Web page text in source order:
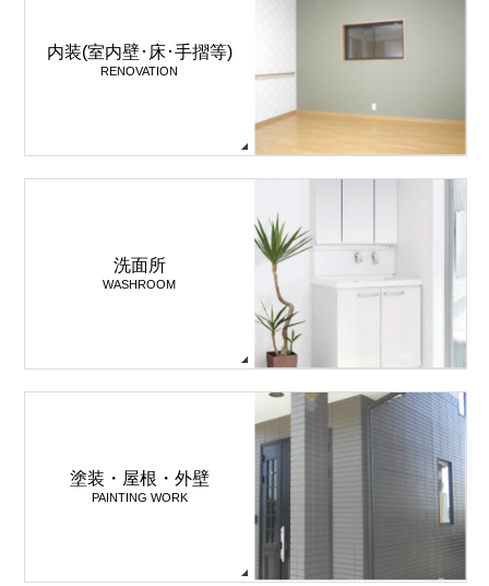
内装(室内壁･床･手摺等)
RENOVATION
洗面所
WASHROOM
塗装・屋根・外壁
PAINTING WORK